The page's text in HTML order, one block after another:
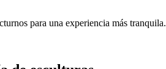
para una experiencia más tranquila.